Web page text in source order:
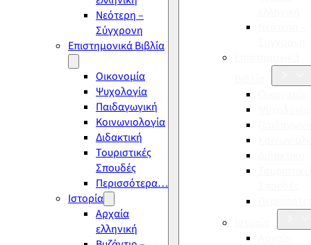
Νεότερη –
Σύγχρονη
Επιστημονικά Βιβλία
Οικονομία
Ψυχολογία
Παιδαγωγική
Κοινωνιολογία
Διδακτική
Τουριστικές
Σπουδές
Περισσότερα…
Ιστορία
Αρχαία
ελληνική